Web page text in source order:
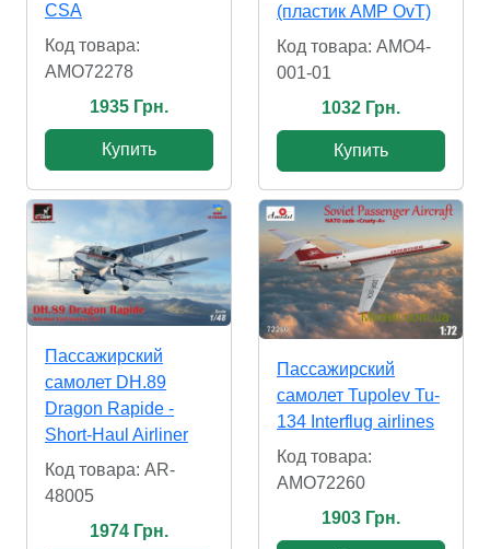
CSA
Код товара:
AMO72278
1935 Грн.
Купить
(пластик AMP OvT)
Код товара: AMO4-
001-01
1032 Грн.
Купить
Пассажирский
самолет DH.89
Dragon Rapide -
Short-Haul Airliner
Код товара: AR-
48005
1974 Грн.
Пассажирский
самолет Tupolev Tu-
134 Interflug airlines
Код товара:
AMO72260
1903 Грн.